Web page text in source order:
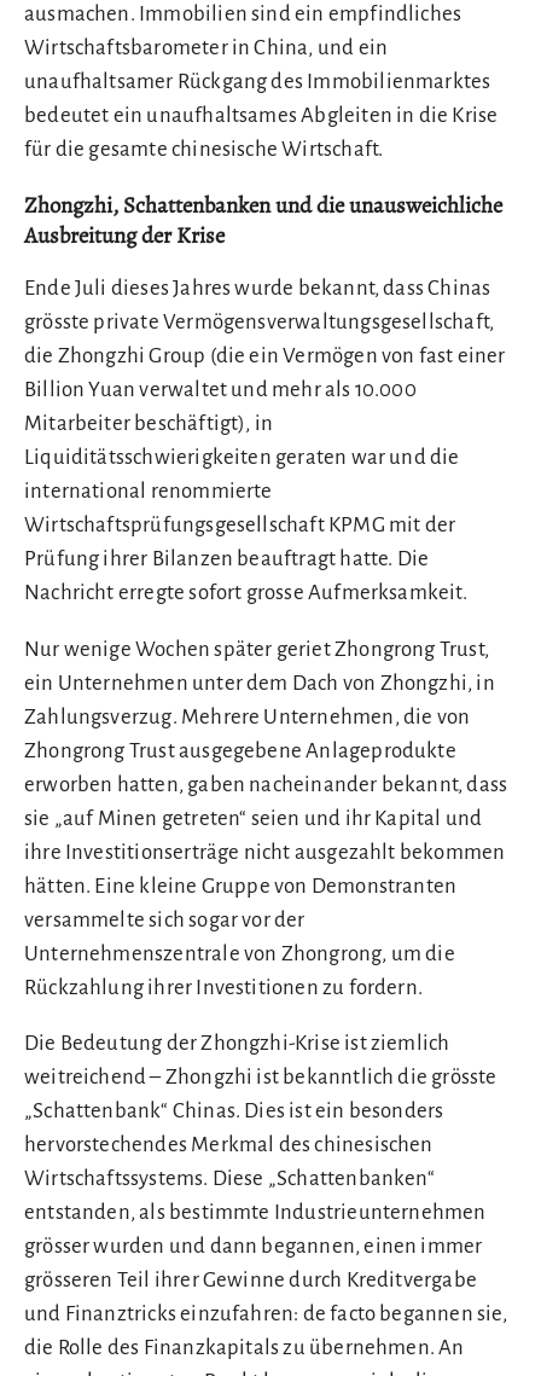
ausmachen. Immobilien sind ein empfindliches
Wirtschaftsbarometer in China, und ein
unaufhaltsamer Rückgang des Immobilienmarktes
bedeutet ein unaufhaltsames Abgleiten in die Krise
für die gesamte chinesische Wirtschaft.
Zhongzhi, Schattenbanken und die unausweichliche
Ausbreitung der Krise
Ende Juli dieses Jahres wurde bekannt, dass Chinas
grösste private Vermögensverwaltungsgesellschaft,
die Zhongzhi Group (die ein Vermögen von fast einer
Billion Yuan verwaltet und mehr als 10.000
Mitarbeiter beschäftigt), in
Liquiditätsschwierigkeiten geraten war und die
international renommierte
Wirtschaftsprüfungsgesellschaft KPMG mit der
Prüfung ihrer Bilanzen beauftragt hatte. Die
Nachricht erregte sofort grosse Aufmerksamkeit.
Nur wenige Wochen später geriet Zhongrong Trust,
ein Unternehmen unter dem Dach von Zhongzhi, in
Zahlungsverzug. Mehrere Unternehmen, die von
Zhongrong Trust ausgegebene Anlageprodukte
erworben hatten, gaben nacheinander bekannt, dass
sie „auf Minen getreten“ seien und ihr Kapital und
ihre Investitionserträge nicht ausgezahlt bekommen
hätten. Eine kleine Gruppe von Demonstranten
versammelte sich sogar vor der
Unternehmenszentrale von Zhongrong, um die
Rückzahlung ihrer Investitionen zu fordern.
Die Bedeutung der Zhongzhi-Krise ist ziemlich
weitreichend – Zhongzhi ist bekanntlich die grösste
„Schattenbank“ Chinas. Dies ist ein besonders
hervorstechendes Merkmal des chinesischen
Wirtschaftssystems. Diese „Schattenbanken“
entstanden, als bestimmte Industrieunternehmen
grösser wurden und dann begannen, einen immer
grösseren Teil ihrer Gewinne durch Kreditvergabe
und Finanztricks einzufahren: de facto begannen sie,
die Rolle des Finanzkapitals zu übernehmen. An